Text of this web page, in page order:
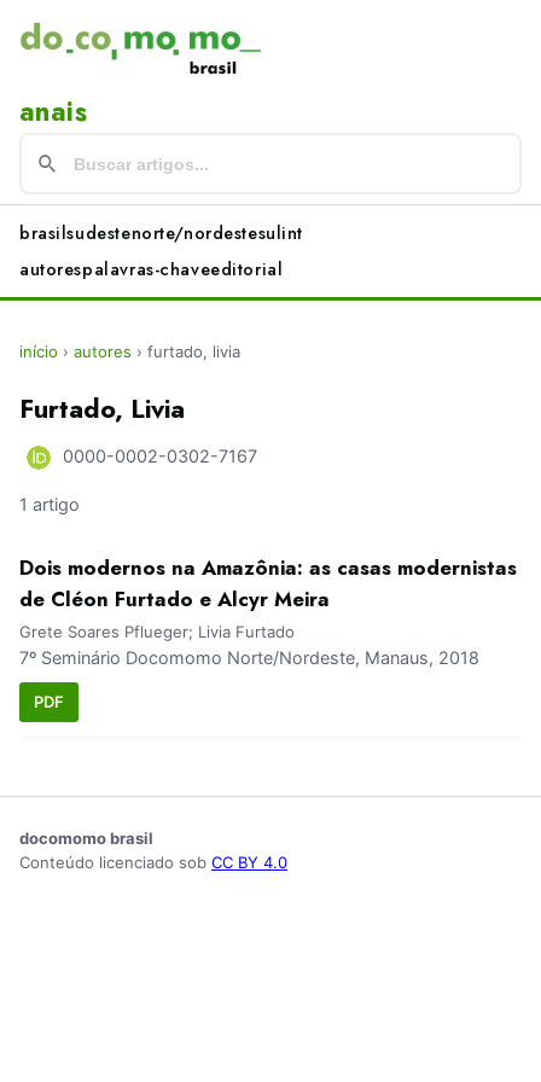
anais
brasilsudestenorte/nordestesulint
autorespalavras-chaveeditorial
início › autores › furtado, livia
Furtado, Livia
0000-0002-0302-7167
1 artigo
Dois modernos na Amazônia: as casas modernistas
de Cléon Furtado e Alcyr Meira
Grete Soares Pflueger; Livia Furtado
7º Seminário Docomomo Norte/Nordeste, Manaus, 2018
PDF
docomomo brasil
Conteúdo licenciado sob CC BY 4.0